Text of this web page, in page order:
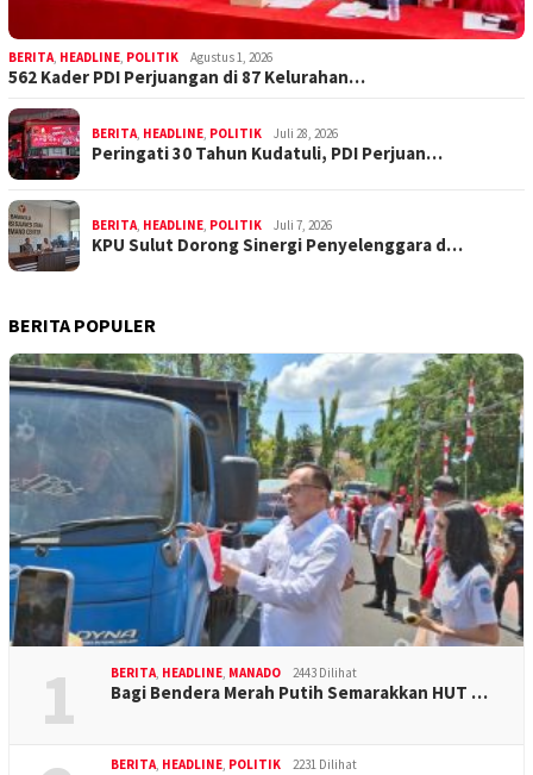
BERITA, HEADLINE, POLITIK Agustus 1, 2026
562 Kader PDI Perjuangan di 87 Kelurahan…
BERITA, HEADLINE, POLITIK Juli 28, 2026
Peringati 30 Tahun Kudatuli, PDI Perjuan…
BERITA, HEADLINE, POLITIK Juli 7, 2026
KPU Sulut Dorong Sinergi Penyelenggara d…
BERITA POPULER
1 BERITA, HEADLINE, MANADO 2443 Dilihat
Bagi Bendera Merah Putih Semarakkan HUT …
BERITA, HEADLINE, POLITIK 2231 Dilihat